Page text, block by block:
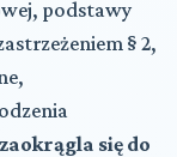
podstawy
§ 2,
zaokrągla się do